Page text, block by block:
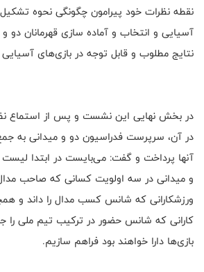
نقطه نظرات خود پیرامون چگونگی نحوه
آسیایی و انتخاب و آماده سازی قهرمانان
نتایج مطلوب و قابل توجه در بازی‌های آسیایی
در بخش نهایی این نشست و پس از استماع
در آن، سرپرست فدراسیون دو و میدانی به
آنها پرداخت و گفت: می‌بایست در ابتدا لیست
و میدانی در سه اولویت کسانی که صاحب
ورزشکارانی که شانس کسب مدال را داند و
کارانی که شانس حضور در ترکیب تیم ملی
بازی‌ها دارا خواهند بود فراهم سازیم.